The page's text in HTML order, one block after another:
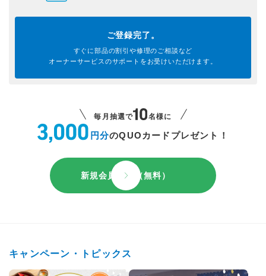
ご登録完了。
すぐに部品の割引や修理のご相談など
オーナーサービスのサポートを お受けいただけます。
毎月抽選で 名様に
円分のQUOカードプレゼント！
新規会員登録（無料）
キャンペーン・トピックス